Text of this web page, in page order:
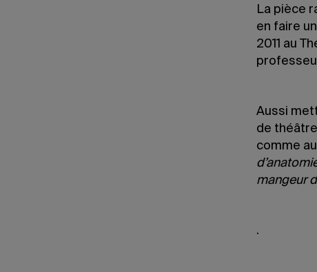
La pièce
en faire
2011 au
Aussi
de
comme
mangeur
.